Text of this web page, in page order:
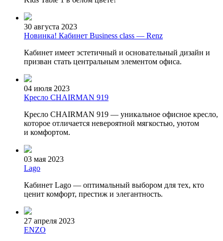
30 августа 2023
Новинка! Кабинет Business class — Renz
Кабинет имеет эстетичный и основательный дизайн и
призван стать центральным элементом офиса.
04 июля 2023
Кресло CHAIRMAN 919
Кресло CHAIRMAN 919 — уникальное офисное кресло,
которое отличается невероятной мягкостью, уютом
и комфортом.
03 мая 2023
Lago
Кабинет Lago — оптимальный выбором для тех, кто
ценит комфорт, престиж и элегантность.
27 апреля 2023
ENZO